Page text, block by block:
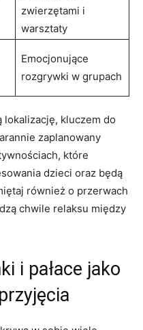
zwierzętami i ​
warsztaty
Emocjonujące ​
rozgrywki w grupach
kluczem do
zaplanowany
które⁤
dzieci oraz będą
również o ‌przerwach
chwile relaksu ⁤między
i ‌pałace jako